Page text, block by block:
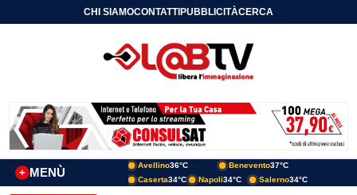
CHI SIAMOCONTATTIPUBBLICITÀCERCA
MENÙ
+
Avellino36°C Benevento37°C
Caserta34°C Napoli34°C Salerno34°C